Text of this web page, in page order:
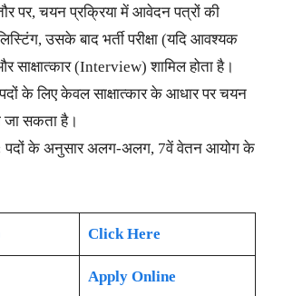
पर, चयन प्रक्रिया में आवेदन पत्रों की
उसके बाद भर्ती परीक्षा (यदि आवश्यक
साक्षात्कार (Interview) शामिल होता है।
के लिए केवल साक्षात्कार के आधार पर चयन
जा सकता है।
पदों के अनुसार अलग-अलग, 7वें वेतन आयोग के
Click Here
Apply Online